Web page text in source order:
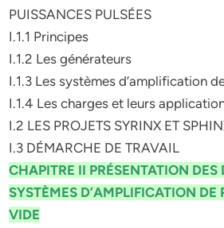
PUISSANCES PULSÉES
I.1.1 Principes
I.1.2 Les générateurs
I.1.3 Les systèmes d’amplification
I.1.4 Les charges et leurs
I.2 LES PROJETS SYRINX ET
I.3 DÉMARCHE DE TRAVAIL
CHAPITRE II PRÉSENTATION DES
SYSTÈMES D’AMPLIFICATION DE
VIDE